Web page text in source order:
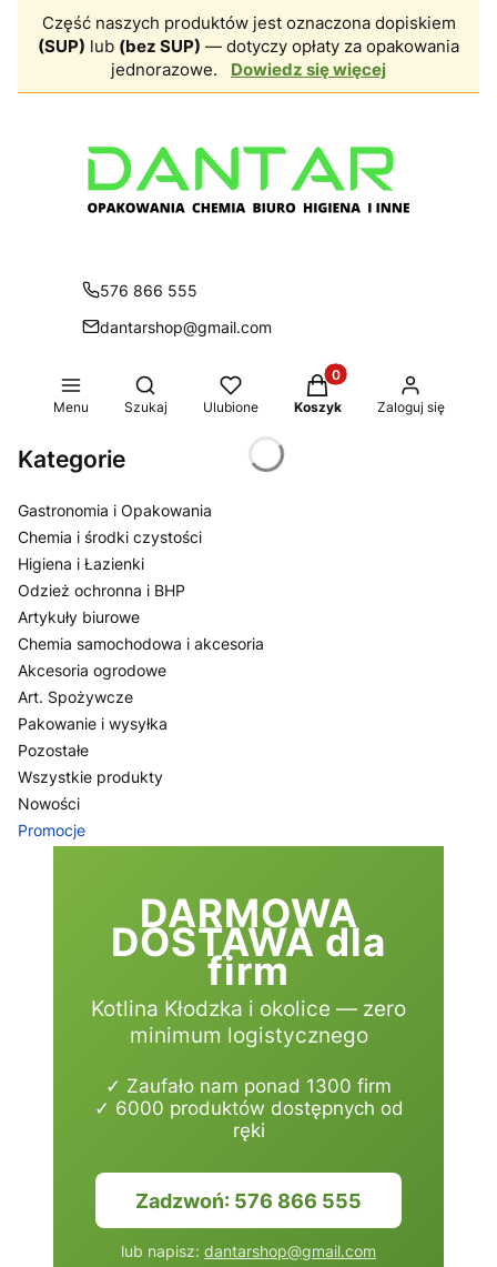
Część naszych produktów jest oznaczona dopiskiem
(SUP) lub (bez SUP) — dotyczy opłaty za opakowania
jednorazowe.
Dowiedz się więcej
576 866 555
dantarshop@gmail.com
Menu
Otwórz wyszukiwarkę
Szukaj Ulubione
Produkty w koszyku:
Koszyk Zaloguj się
Kategorie
Gastronomia i Opakowania
Chemia i środki czystości
Higiena i Łazienki
Odzież ochronna i BHP
Artykuły biurowe
Chemia samochodowa i akcesoria
Akcesoria ogrodowe
Art. Spożywcze
Pakowanie i wysyłka
Pozostałe
Wszystkie produkty
Nowości
Promocje
DARMOWA
DOSTAWA dla
firm
Kotlina Kłodzka i okolice — zero
minimum logistycznego
✓ Zaufało nam ponad 1300 firm
✓ 6000 produktów dostępnych od
ręki
Zadzwoń: 576 866 555
lub napisz: dantarshop@gmail.com